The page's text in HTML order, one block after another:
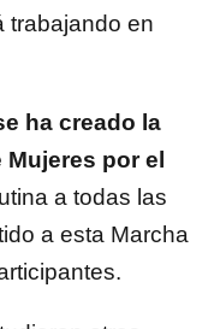
trabajando en
ha creado la
por el
a todas las
a esta Marcha